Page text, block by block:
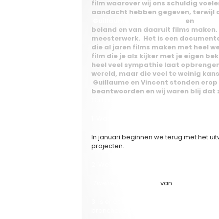
film waarover wij ons schuldig
aandacht hebben gegeven, terwijl
en
beland en van daaruit films maken.
meesterwerk. Het is een
die al jaren films maken met heel
film die je als kijker met je eigen
heel veel sympathie laat
wereld, maar die veel te weinig
Guillaume en Vincent stonden
beantwoorden en wij waren blij dat
In januari beginnen we terug met het
projecten.
van